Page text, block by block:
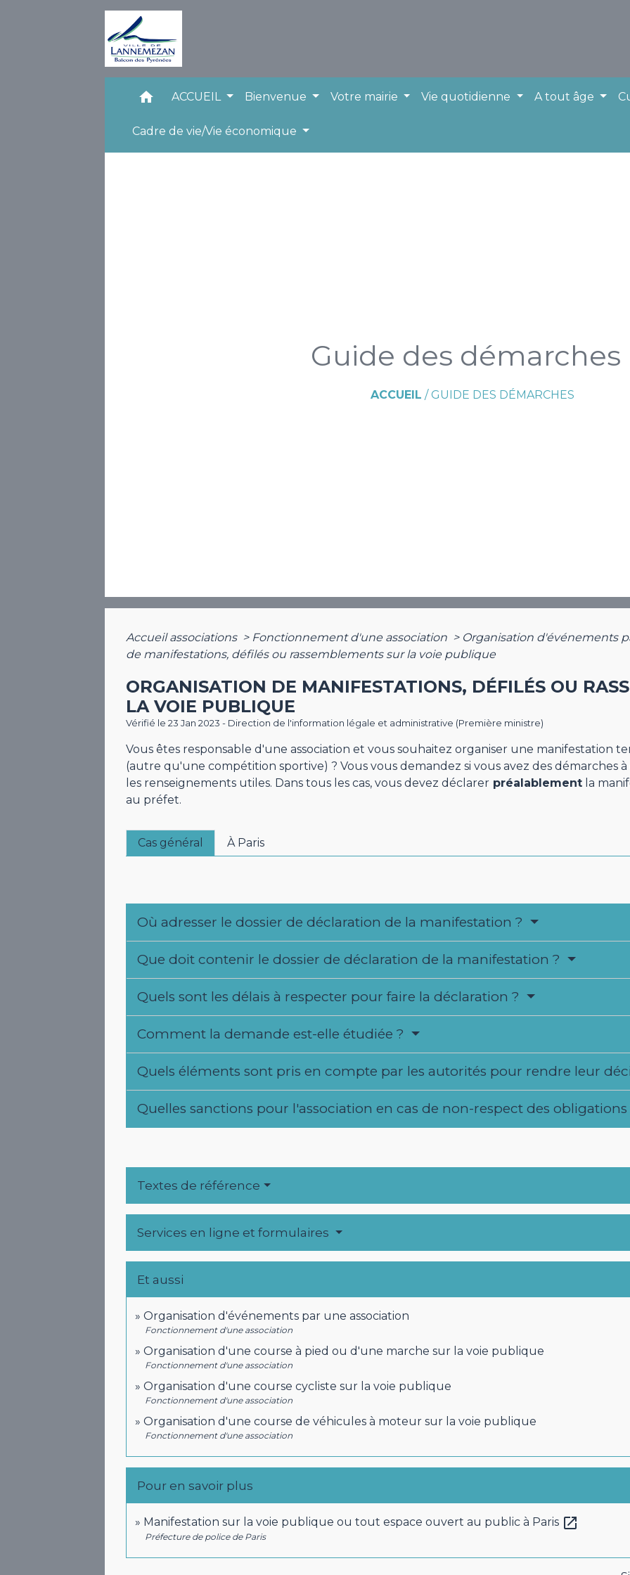
home ACCUEIL Bienvenue Votre mairie Vie quotidienne A tout âge
Cadre de vie/Vie économique
Guide des démarches
ACCUEIL /GUIDE DES DÉMARCHES
Accueil associations > Fonctionnement d'une association > Organisation d'événements
de manifestations, défilés ou rassemblements sur la voie publique
ORGANISATION DE MANIFESTATIONS, DÉFILÉS OU
LA VOIE PUBLIQUE
Vérifié le 23 Jan 2023 - Direction de l'information légale et administrative (Première ministre)
Vous êtes responsable d'une association et vous souhaitez organiser une manifestation
(autre qu'une compétition sportive) ? Vous vous demandez si vous avez des démarches
les renseignements utiles. Dans tous les cas, vous devez déclarer préalablement la
au préfet.
Cas général À Paris
Où adresser le dossier de déclaration de la manifestation ?
Que doit contenir le dossier de déclaration de la manifestation ?
Quels sont les délais à respecter pour faire la déclaration ?
Comment la demande est-elle étudiée ?
Quels éléments sont pris en compte par les autorités pour rendre leur
Quelles sanctions pour l'association en cas de non-respect des obligations
Textes de référence
Services en ligne et formulaires
Et aussi
Organisation d'événements par une association
Fonctionnement d'une association
Organisation d'une course à pied ou d'une marche sur la voie publique
Fonctionnement d'une association
Organisation d'une course cycliste sur la voie publique
Fonctionnement d'une association
Organisation d'une course de véhicules à moteur sur la voie publique
Fonctionnement d'une association
Pour en savoir plus
Manifestation sur la voie publique ou tout espace ouvert au public à Paris open_in_new
Préfecture de police de Paris